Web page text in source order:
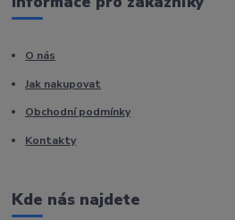
O nás
Jak nakupovat
Obchodní podmínky
Kontakty
Kde nás najdete